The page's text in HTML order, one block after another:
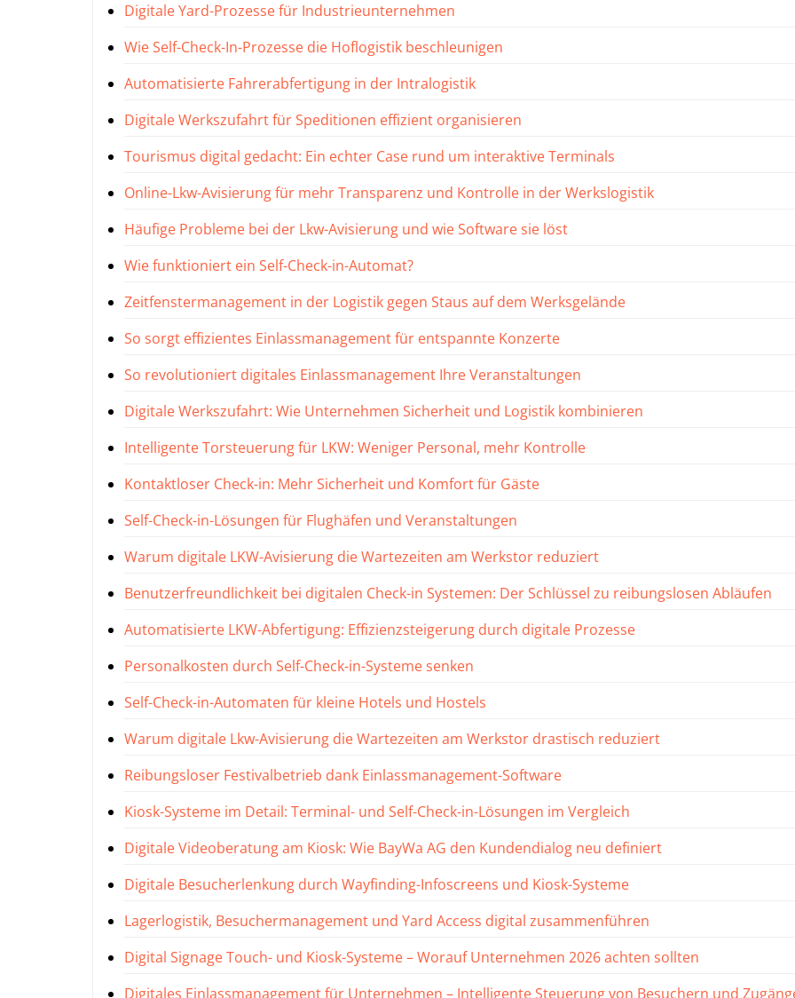
Digitale Yard-Prozesse für Industrieunternehmen
Wie Self-Check-In-Prozesse die Hoflogistik beschleunigen
Automatisierte Fahrerabfertigung in der Intralogistik
Digitale Werkszufahrt für Speditionen effizient organisieren
Tourismus digital gedacht: Ein echter Case rund um interaktive Terminals
Online-Lkw-Avisierung für mehr Transparenz und Kontrolle in der Werkslogistik
Häufige Probleme bei der Lkw-Avisierung und wie Software sie löst
Wie funktioniert ein Self-Check-in-Automat?
Zeitfenstermanagement in der Logistik gegen Staus auf dem Werksgelände
So sorgt effizientes Einlassmanagement für entspannte Konzerte
So revolutioniert digitales Einlassmanagement Ihre Veranstaltungen
Digitale Werkszufahrt: Wie Unternehmen Sicherheit und Logistik kombinieren
Intelligente Torsteuerung für LKW: Weniger Personal, mehr Kontrolle
Kontaktloser Check-in: Mehr Sicherheit und Komfort für Gäste
Self-Check-in-Lösungen für Flughäfen und Veranstaltungen
Warum digitale LKW-Avisierung die Wartezeiten am Werkstor reduziert
Benutzerfreundlichkeit bei digitalen Check-in Systemen: Der Schlüssel zu reibungslosen Abläufen
Automatisierte LKW-Abfertigung: Effizienzsteigerung durch digitale Prozesse
Personalkosten durch Self-Check-in-Systeme senken
Self-Check-in-Automaten für kleine Hotels und Hostels
Warum digitale Lkw-Avisierung die Wartezeiten am Werkstor drastisch reduziert
Reibungsloser Festivalbetrieb dank Einlassmanagement-Software
Kiosk-Systeme im Detail: Terminal- und Self-Check-in-Lösungen im Vergleich
Digitale Videoberatung am Kiosk: Wie BayWa AG den Kundendialog neu definiert
Digitale Besucherlenkung durch Wayfinding-Infoscreens und Kiosk-Systeme
Lagerlogistik, Besuchermanagement und Yard Access digital zusammenführen
Digital Signage Touch- und Kiosk-Systeme – Worauf Unternehmen 2026 achten sollten
Digitales Einlassmanagement für Unternehmen – Intelligente Steuerung von Besuchern und